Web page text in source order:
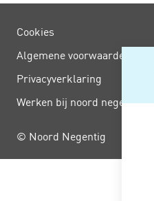
Cookies
Algemene voorwaarden
Privacy­verklaring
Werken bij noord negentig
© Noord Negentig